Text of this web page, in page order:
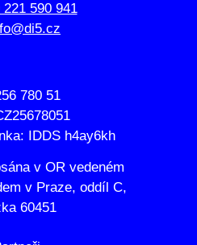
221 590 941
780 51
IDDS h4ay6kh
v OR vedeném
v Praze, oddíl C,
60451